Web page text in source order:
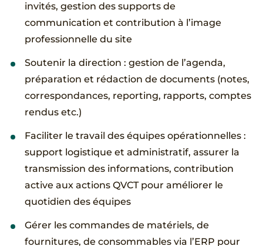
invités, gestion des supports de
communication et contribution à l’image
professionnelle du site
Soutenir la direction : gestion de l’agenda,
préparation et rédaction de documents (notes,
correspondances, reporting, rapports, comptes
rendus etc.)
Faciliter le travail des équipes opérationnelles :
support logistique et administratif, assurer la
transmission des informations, contribution
active aux actions QVCT pour améliorer le
quotidien des équipes
Gérer les commandes de matériels, de
fournitures, de consommables via l’ERP pour